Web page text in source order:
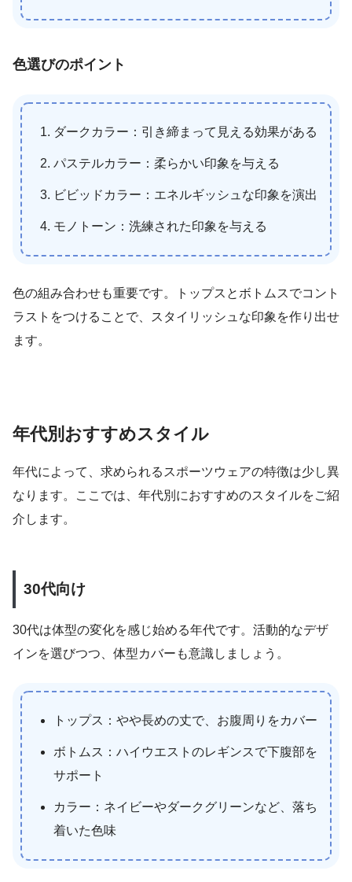
色選びのポイント
ダークカラー：引き締まって見える効果がある
パステルカラー：柔らかい印象を与える
ビビッドカラー：エネルギッシュな印象を演出
モノトーン：洗練された印象を与える
色の組み合わせも重要です。トップスとボトムスでコント
ラストをつけることで、スタイリッシュな印象を作り出せ
ます。
年代別おすすめスタイル
年代によって、求められるスポーツウェアの特徴は少し異
なります。ここでは、年代別におすすめのスタイルをご紹
介します。
30代向け
30代は体型の変化を感じ始める年代です。活動的なデザ
インを選びつつ、体型カバーも意識しましょう。
トップス：やや長めの丈で、お腹周りをカバー
ボトムス：ハイウエストのレギンスで下腹部を
サポート
カラー：ネイビーやダークグリーンなど、落ち
着いた色味